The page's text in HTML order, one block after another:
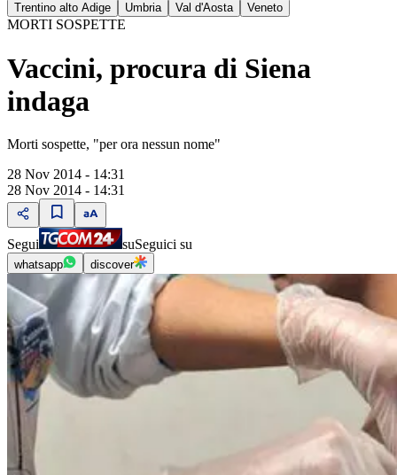
Trentino alto Adige
Umbria Val d'Aosta Veneto
MORTI SOSPETTE
Vaccini, procura di Siena
indaga
Morti sospette, "per ora nessun nome"
28 Nov 2014 - 14:31
28 Nov 2014 - 14:31
Segui suSeguici su
whatsapp discover